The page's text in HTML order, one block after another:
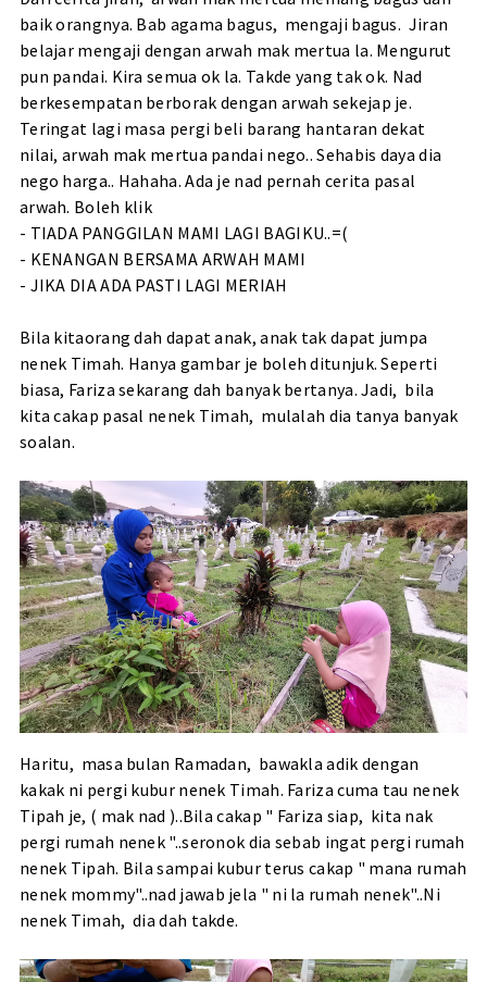
baik orangnya. Bab agama bagus, mengaji bagus. Jiran
belajar mengaji dengan arwah mak mertua la. Mengurut
pun pandai. Kira semua ok la. Takde yang tak ok. Nad
berkesempatan berborak dengan arwah sekejap je.
Teringat lagi masa pergi beli barang hantaran dekat
nilai, arwah mak mertua pandai nego.. Sehabis daya dia
nego harga.. Hahaha. Ada je nad pernah cerita pasal
arwah. Boleh klik
- TIADA PANGGILAN MAMI LAGI BAGIKU..=(
- KENANGAN BERSAMA ARWAH MAMI
- JIKA DIA ADA PASTI LAGI MERIAH
Bila kitaorang dah dapat anak, anak tak dapat jumpa
nenek Timah. Hanya gambar je boleh ditunjuk. Seperti
biasa, Fariza sekarang dah banyak bertanya. Jadi, bila
kita cakap pasal nenek Timah, mulalah dia tanya banyak
soalan.
Haritu, masa bulan Ramadan, bawakla adik dengan
kakak ni pergi kubur nenek Timah. Fariza cuma tau nenek
Tipah je, ( mak nad )..Bila cakap " Fariza siap, kita nak
pergi rumah nenek "..seronok dia sebab ingat pergi rumah
nenek Tipah. Bila sampai kubur terus cakap " mana rumah
nenek mommy"..nad jawab jela " ni la rumah nenek"..Ni
nenek Timah, dia dah takde.